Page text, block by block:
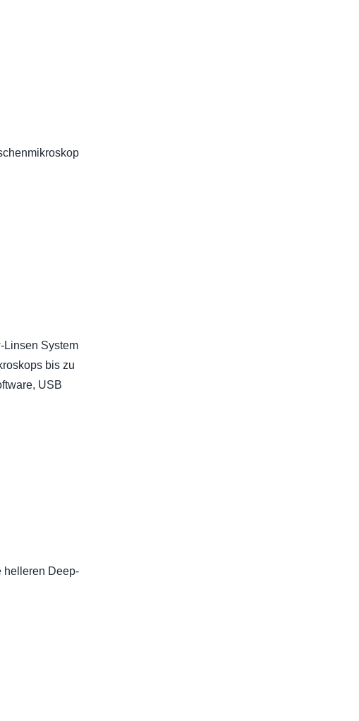
Linsen System
bis zu
USB
helleren Deep-